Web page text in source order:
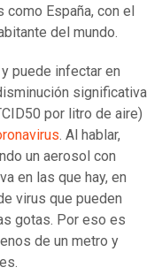
España, con el
del mundo.
puede infectar en
significativa
por litro de aire)
. Al hablar,
un aerosol con
en las que hay, en
virus que pueden
gotas. Por eso es
de un metro y